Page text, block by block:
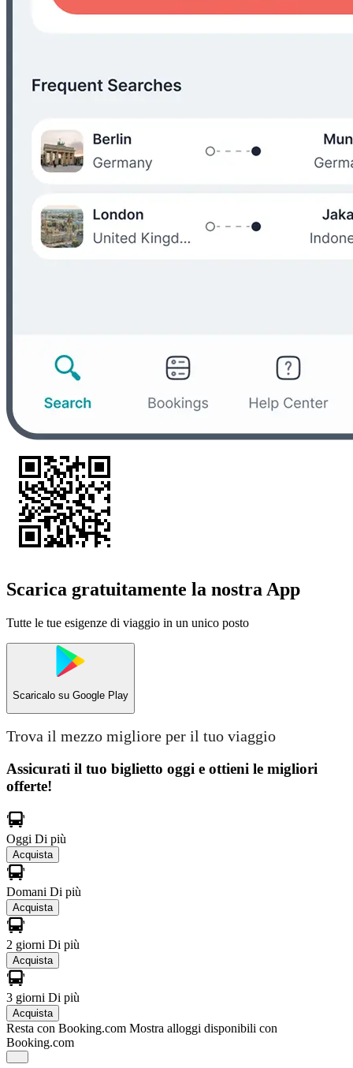
Scarica gratuitamente la nostra App
Tutte le tue esigenze di viaggio in un unico posto
Scaricalo su Google Play
Trova il mezzo migliore per il tuo viaggio
Assicurati il ​​tuo biglietto oggi e ottieni le migliori
offerte!
Oggi Di più
Acquista
Domani Di più
Acquista
2 giorni Di più
Acquista
3 giorni Di più
Acquista
Resta con Booking.com Mostra alloggi disponibili con
Booking.com